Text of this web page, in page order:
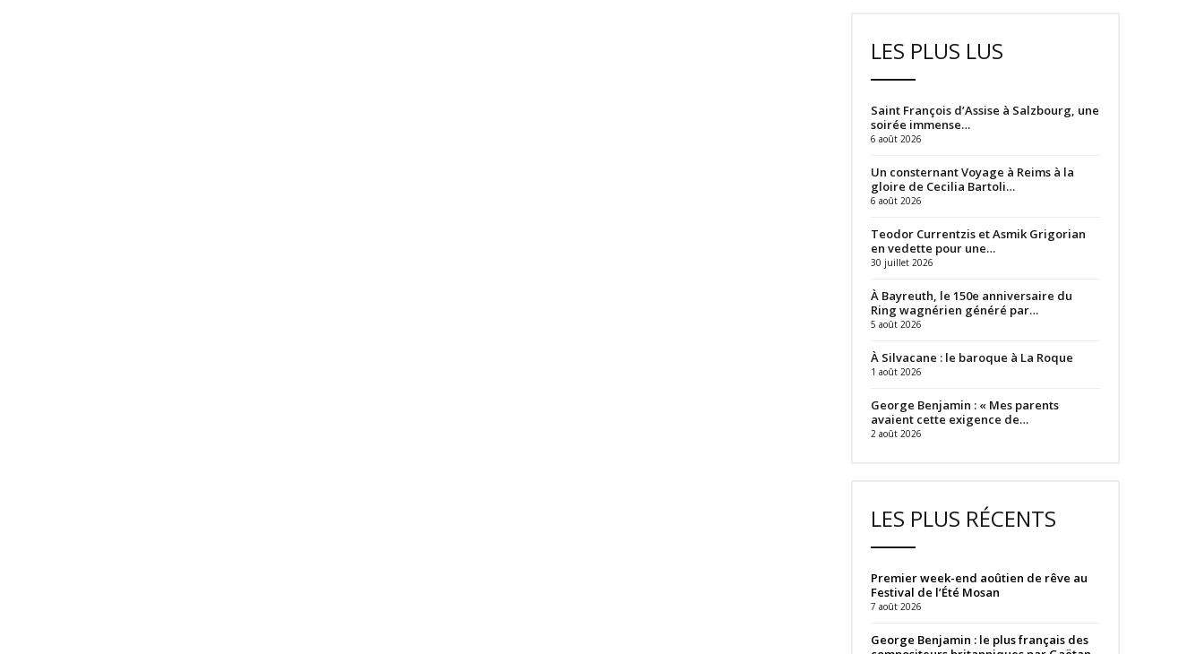
LES PLUS LUS
Saint François d’Assise à Salzbourg, une
soirée immense…
6 août 2026
Un consternant Voyage à Reims à la
gloire de Cecilia Bartoli…
6 août 2026
Teodor Currentzis et Asmik Grigorian
en vedette pour une…
30 juillet 2026
À Bayreuth, le 150e anniversaire du
Ring wagnérien généré par…
5 août 2026
À Silvacane : le baroque à La Roque
1 août 2026
George Benjamin : « Mes parents
avaient cette exigence de…
2 août 2026
LES PLUS RÉCENTS
Premier week-end aoûtien de rêve au
Festival de l’Été Mosan
7 août 2026
George Benjamin : le plus français des